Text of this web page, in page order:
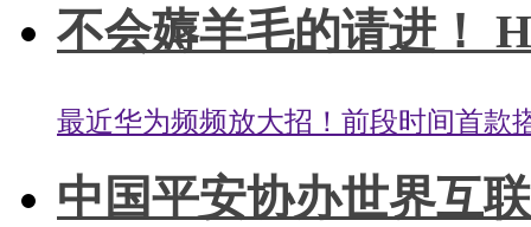
不会薅羊毛的请进！
最近华为频频放大招！前段时间首款
中国平安协办世界互